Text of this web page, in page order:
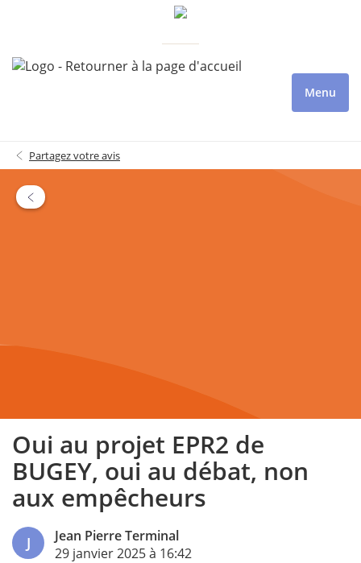
Menu
Partagez votre avis
Oui au projet EPR2 de
BUGEY, oui au débat, non
aux empêcheurs
J
Jean Pierre Terminal
29 janvier 2025 à 16:42